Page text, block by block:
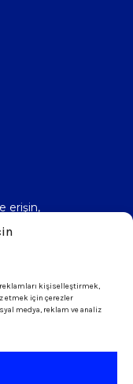
kişiselleştirmek,
etmek için çerezler
medya, reklam ve analiz
erişin,